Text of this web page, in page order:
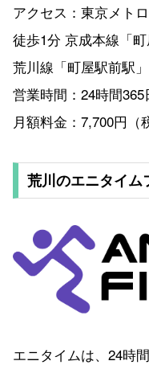
アクセス：東京メト
徒歩1分 京成本線「
荒川線「町屋駅前駅
営業時間：24時間365
月額料金：7,700円（
荒川のエニタイム
エニタイムは、24時